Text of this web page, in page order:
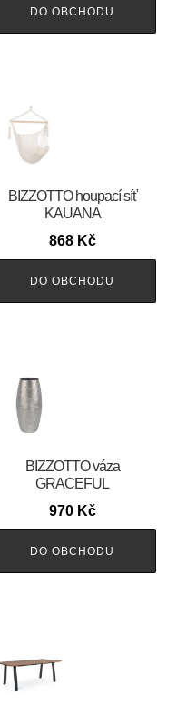
DO OBCHODU
BIZZOTTO houpací síť
KAUANA
868 Kč
DO OBCHODU
BIZZOTTO váza
GRACEFUL
970 Kč
DO OBCHODU